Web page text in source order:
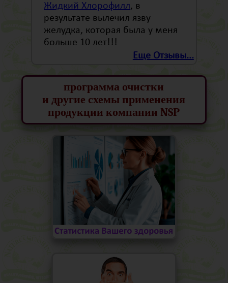
Жидкий Хлорофилл, в
результате вылечил язву
желудка, которая была у меня
больше 10 лет!!!
Еще Отзывы...
программа очистки
и другие схемы применения
продукции компании NSP